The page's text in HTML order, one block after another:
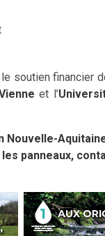
soutien financier
et l’
Nouvelle-
panneaux,